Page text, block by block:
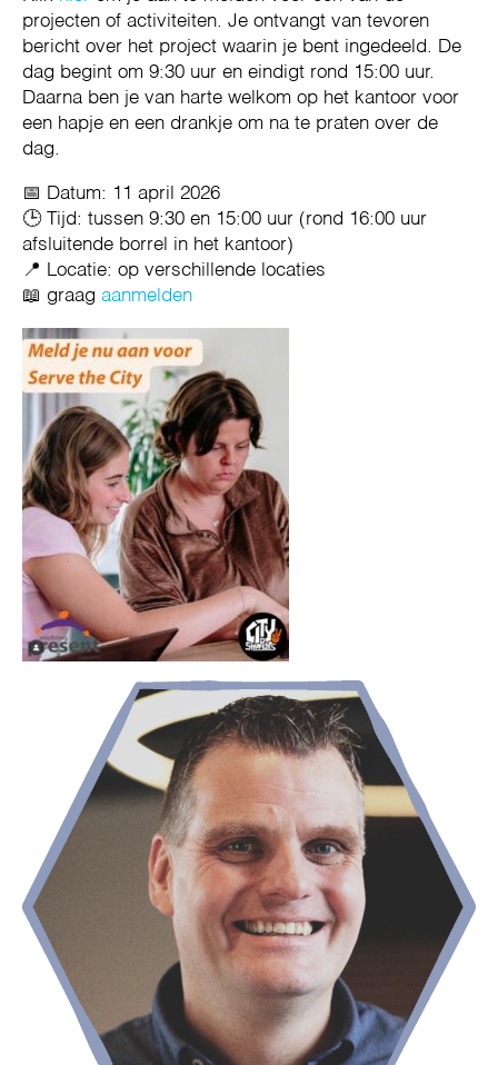
projecten of activiteiten. Je ontvangt van tevoren
bericht over het project waarin je bent ingedeeld. De
dag begint om 9:30 uur en eindigt rond 15:00 uur.
Daarna ben je van harte welkom op het kantoor voor
een hapje en een drankje om na te praten over de
dag.
📅 Datum: 11 april 2026
🕒 Tijd: tussen 9:30 en 15:00 uur (rond 16:00 uur
afsluitende borrel in het kantoor)
📍 Locatie: op verschillende locaties
📖 graag aanmelden